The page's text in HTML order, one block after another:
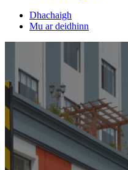
Dhachaigh
Mu ar deidhinn